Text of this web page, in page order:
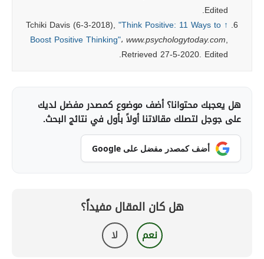
Edited.
↑
Tchiki Davis (6-3-2018), "Think Positive: 11 Ways to
Boost Positive Thinking"، www.psychologytoday.com,
Retrieved 27-5-2020. Edited.
هل يعجبك محتوانا؟ أضف موضوع كمصدر مفضل لديك
على جوجل لتصلك مقالاتنا أولاً بأول في نتائج البحث.
أضف كمصدر مفضل على Google
هل كان المقال مفيداً؟
نعم لا